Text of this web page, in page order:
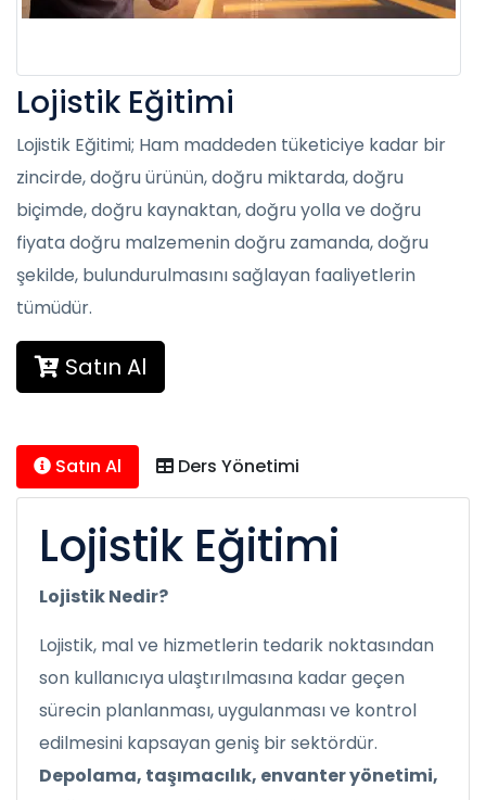
Lojistik Eğitimi
Lojistik Eğitimi; Ham maddeden tüketiciye kadar bir
zincirde, doğru ürünün, doğru miktarda, doğru
biçimde, doğru kaynaktan, doğru yolla ve doğru
fiyata doğru malzemenin doğru zamanda, doğru
şekilde, bulundurulmasını sağlayan faaliyetlerin
tümüdür.
Satın Al
Satın Al Ders Yönetimi
Lojistik Eğitimi
Lojistik Nedir?
Lojistik, mal ve hizmetlerin tedarik noktasından
son kullanıcıya ulaştırılmasına kadar geçen
sürecin planlanması, uygulanması ve kontrol
edilmesini kapsayan geniş bir sektördür.
Depolama, taşımacılık, envanter yönetimi,